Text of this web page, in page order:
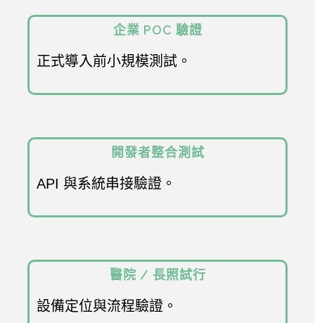
企業 POC 驗證
正式導入前小規模測試。
開發者整合測試
API 與系統串接驗證。
醫院 / 長照試行
設備定位與流程驗證。